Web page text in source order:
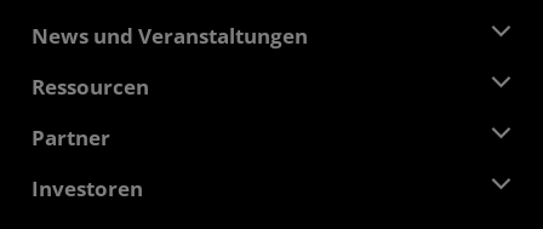
Über AMD
Verantwortung
Kontakt
News und Veranstaltungen
Pressebereich
Mediathek
Ressourcen
Developer Central
Fallstudien
Partner
AMD Partner Hub
Investoren